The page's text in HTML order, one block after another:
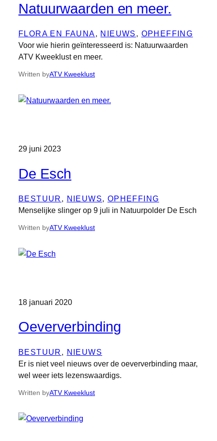
Natuurwaarden en meer.
FLORA EN FAUNA, NIEUWS , OPHEFFING
Voor wie hierin geïnteresseerd is: Natuurwaarden
ATV Kweeklust en meer.
Written byATV Kweeklust
29 juni 2023
De Esch
BESTUUR , NIEUWS, OPHEFFING
Menselijke slinger op 9 juli in Natuurpolder De Esch
Written byATV Kweeklust
18 januari 2020
Oeververbinding
BESTUUR , NIEUWS
Er is niet veel nieuws over de oeververbinding maar,
wel weer iets lezenswaardigs.
Written byATV Kweeklust